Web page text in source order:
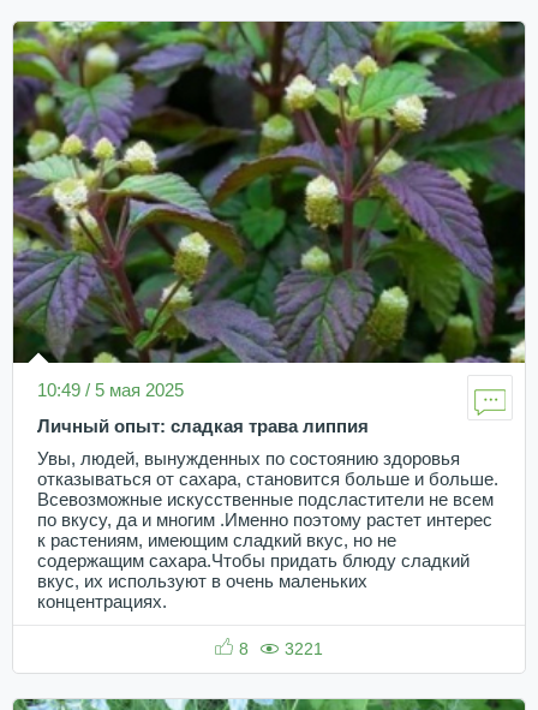
10:49 / 5 мая 2025
Личный опыт: сладкая трава липпия
Увы, людей, вынужденных по состоянию здоровья
отказываться от сахара, становится больше и больше.
Всевозможные искусственные подсластители не всем
по вкусу, да и многим .Именно поэтому растет интерес
к растениям, имеющим сладкий вкус, но не
содержащим сахара.Чтобы придать блюду сладкий
вкус, их используют в очень маленьких
концентрациях.
8 3221